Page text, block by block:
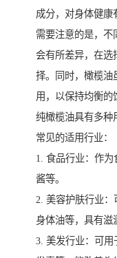
成分，对身体健康
需要注意的是，不
会有所差异，在选
择。同时，橄榄油
用，以保持均衡的
纯橄榄油具有多种
常见的适用行业：
1. 食品行业：作
酱等。
2. 美容护肤行业：
身体油等，具有滋
3. 美发行业：可